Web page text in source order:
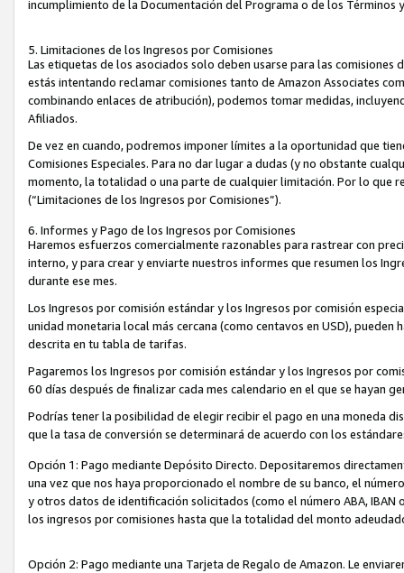
incumplimiento de la Documentación del Programa o de los Términos
5. Limitaciones de los Ingresos por Comisiones
Las etiquetas de los asociados solo deben usarse para las
estás intentando reclamar comisiones tanto de Amazon Associates
combinando enlaces de atribución), podemos tomar medidas,
Afiliados.
De vez en cuando, podremos imponer límites a la oportunidad que
Comisiones Especiales. Para no dar lugar a dudas (y no obstante
momento, la totalidad o una parte de cualquier limitación. Por lo que
(“Limitaciones de los Ingresos por Comisiones”).
6. Informes y Pago de los Ingresos por Comisiones
Haremos esfuerzos comercialmente razonables para rastrear con
interno, y para crear y enviarte nuestros informes que resumen los
durante ese mes.
Los Ingresos por comisión estándar y los Ingresos por comisión
unidad monetaria local más cercana (como centavos en USD),
descrita en tu tabla de tarifas.
Pagaremos los Ingresos por comisión estándar y los Ingresos por
60 días después de finalizar cada mes calendario en el que se hayan
Podrías tener la posibilidad de elegir recibir el pago en una moneda
que la tasa de conversión se determinará de acuerdo con los
Opción 1: Pago mediante Depósito Directo. Depositaremos
una vez que nos haya proporcionado el nombre de su banco, el
y otros datos de identificación solicitados (como el número ABA,
los ingresos por comisiones hasta que la totalidad del monto
Opción 2: Pago mediante una Tarjeta de Regalo de Amazon. Le